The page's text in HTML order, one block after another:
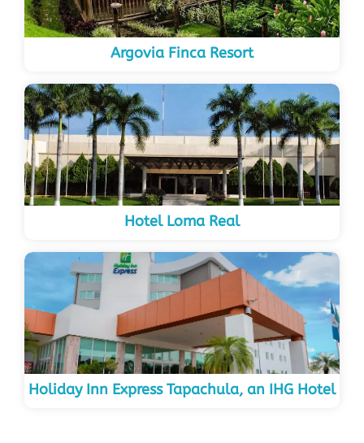
Argovia Finca Resort
Hotel Loma Real
Holiday Inn Express Tapachula, an IHG Hotel